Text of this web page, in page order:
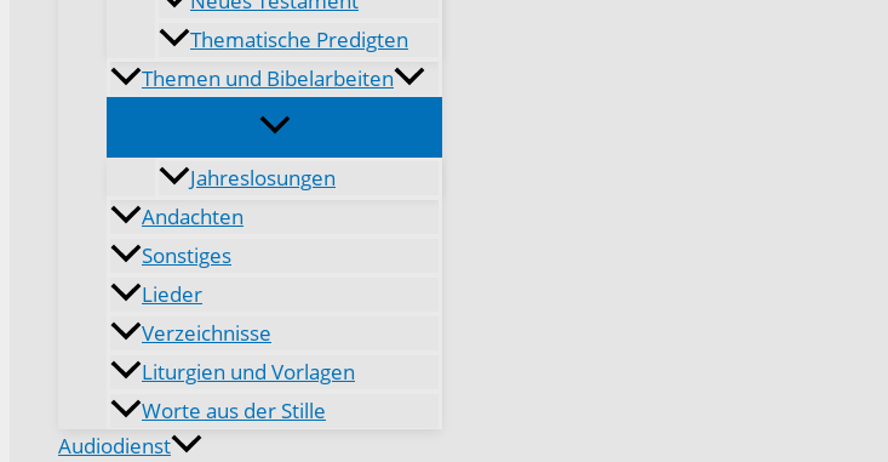
Thematische Predigten
Themen und Bibelarbeiten
Jahreslosungen
Andachten
Sonstiges
Lieder
Verzeichnisse
Liturgien und Vorlagen
Worte aus der Stille
Audiodienst